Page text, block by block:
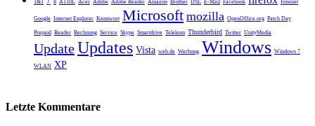
1&1 8 A110L Acer Adobe Adobe Reader Amazon Brother DSL E-Mail Facebook Freenet
Google Internet Explorer Kennwort Microsoft mozilla OpenOffice.org Patch Day
Prepaid Reader Rechnung Service Skype Smartdrive Telekom Thunderbird Twitter UnityMedia
UpdateUpdates Vista web.de Werbung Windows Windows 7
WLAN XP
Letzte Kommentare